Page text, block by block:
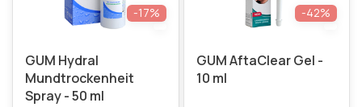
-17%
GUM Hydral
Mundtrockenheit
Spray - 50 ml
-42%
GUM AftaClear Gel -
10 ml